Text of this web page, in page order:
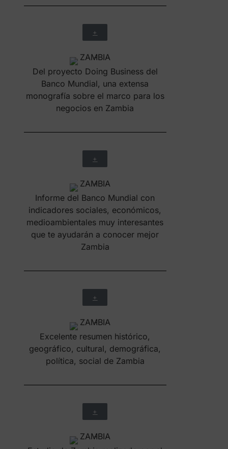
+
Del proyecto Doing Business del
Banco Mundial, una extensa
monografía sobre el marco para los
negocios en Zambia
+
Informe del Banco Mundial con
indicadores sociales, económicos,
medioambientales muy interesantes
que te ayudarán a conocer mejor
Zambia
+
Excelente resumen histórico,
geográfico, cultural, demográfica,
política, social de Zambia
+